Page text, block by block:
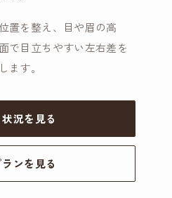
置を整え、目や眉の高
で目立ちやすい左右差を
ます。
況を見る
ンを見る